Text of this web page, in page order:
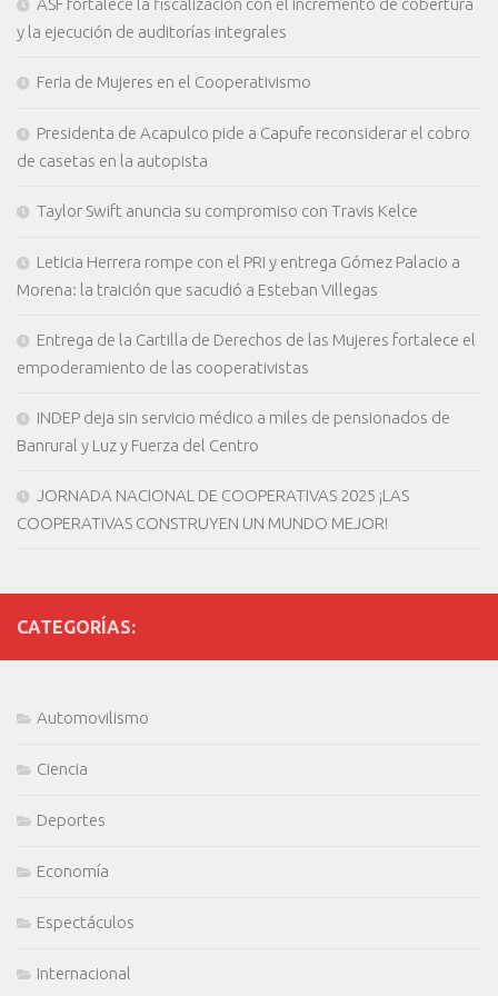
ASF fortalece la fiscalización con el incremento de cobertura
y la ejecución de auditorías integrales
Feria de Mujeres en el Cooperativismo
Presidenta de Acapulco pide a Capufe reconsiderar el cobro
de casetas en la autopista
Taylor Swift anuncia su compromiso con Travis Kelce
Leticia Herrera rompe con el PRI y entrega Gómez Palacio a
Morena: la traición que sacudió a Esteban Villegas
Entrega de la Cartilla de Derechos de las Mujeres fortalece el
empoderamiento de las cooperativistas
INDEP deja sin servicio médico a miles de pensionados de
Banrural y Luz y Fuerza del Centro
JORNADA NACIONAL DE COOPERATIVAS 2025 ¡LAS
COOPERATIVAS CONSTRUYEN UN MUNDO MEJOR!
CATEGORÍAS:
Automovilismo
Ciencia
Deportes
Economía
Espectáculos
Internacional